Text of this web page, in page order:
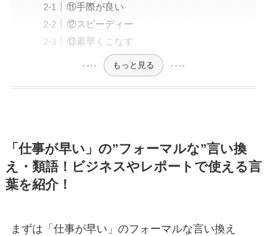
⑪手際が良い
⑫スピーディー
⑬素早くこなす
もっと見る
「仕事が早い」の”フォーマルな”言い換
え・類語！ビジネスやレポートで使える言
葉を紹介！
まずは「仕事が早い」のフォーマルな言い換え